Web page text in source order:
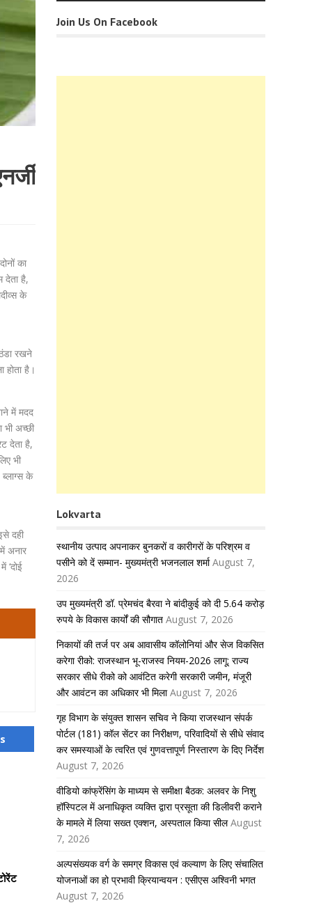
का
देता है,
के
रखने
है।
में मदद
अच्छी
देता है,
भी
के
दही
अनार
‘दोई
Join Us On Facebook
Lokvarta
स्थानीय उत्पाद अपनाकर बुनकरों व कारीगरों के परिश्रम व
पसीने को दें सम्मान- मुख्यमंत्री भजनलाल शर्मा August 7,
2026
उप मुख्यमंत्री डॉ. प्रेमचंद बैरवा ने बांदीकुई को दी 5.64 करोड़
रुपये के विकास कार्यों की सौगात August 7, 2026
निकायों की तर्ज पर अब आवासीय कॉलोनियां और सेज विकसित
करेगा रीको: राजस्थान भू-राजस्व नियम-2026 लागू; राज्य
सरकार सीधे रीको को आवंटित करेगी सरकारी जमीन, मंजूरी
और आवंटन का अधिकार भी मिला August 7, 2026
गृह विभाग के संयुक्त शासन सचिव ने किया राजस्थान संपर्क
पोर्टल (181) कॉल सेंटर का निरीक्षण, परिवादियों से सीधे संवाद
कर समस्याओं के त्वरित एवं गुणवत्तापूर्ण निस्तारण के दिए निर्देश
August 7, 2026
वीडियो कांफ्रेंसिंग के माध्यम से समीक्षा बैठक: अलवर के निशु
हॉस्पिटल में अनाधिकृत व्यक्ति द्वारा प्रसूता की डिलीवरी कराने
के मामले में लिया सख्त एक्शन, अस्पताल किया सील August
7, 2026
अल्पसंख्यक वर्ग के समग्र विकास एवं कल्याण के लिए संचालित
योजनाओं का हो प्रभावी क्रियान्वयन : एसीएस अश्विनी भगत
August 7, 2026